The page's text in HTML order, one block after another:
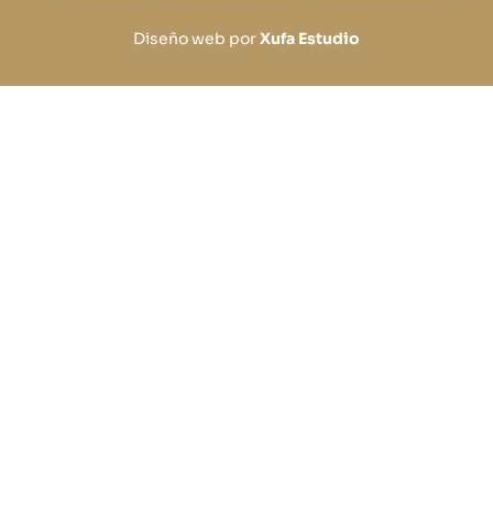
Diseño web porXufa Estudio